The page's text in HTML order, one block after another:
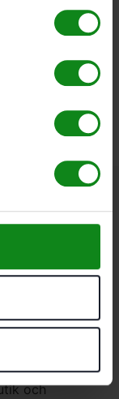
Wago
infästning och
och